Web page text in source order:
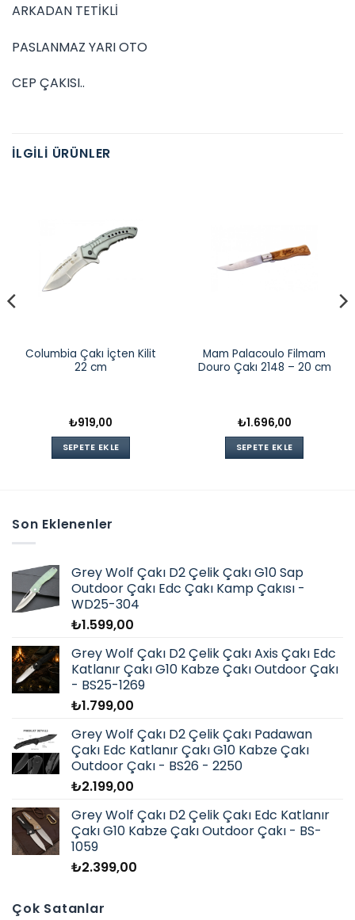
ARKADAN TETİKLİ
PASLANMAZ YARI OTO
CEP ÇAKISI..
İLGILI ÜRÜNLER
Columbia Çakı İçten Kilit
22 cm
₺919,00
SEPETE EKLE
Mam Palacoulo Filmam
Douro Çakı 2148 – 20 cm
₺1.696,00
SEPETE EKLE
Son Eklenenler
Grey Wolf Çakı D2 Çelik Çakı G10 Sap
Outdoor Çakı Edc Çakı Kamp Çakısı -
WD25-304
₺1.599,00
Grey Wolf Çakı D2 Çelik Çakı Axis Çakı Edc
Katlanır Çakı G10 Kabze Çakı Outdoor Çakı
- BS25-1269
₺1.799,00
Grey Wolf Çakı D2 Çelik Çakı Padawan
Çakı Edc Katlanır Çakı G10 Kabze Çakı
Outdoor Çakı - BS26 - 2250
₺2.199,00
Grey Wolf Çakı D2 Çelik Çakı Edc Katlanır
Çakı G10 Kabze Çakı Outdoor Çakı - BS-
1059
₺2.399,00
Çok Satanlar